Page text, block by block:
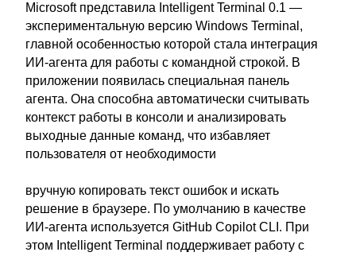
Microsoft представила Intelligent Terminal 0.1 —
экспериментальную версию Windows Terminal,
главной особенностью которой стала интеграция
ИИ-агента для работы с командной строкой. В
приложении появилась специальная панель
агента. Она способна автоматически считывать
контекст работы в консоли и анализировать
выходные данные команд, что избавляет
пользователя от необходимости
вручную копировать текст ошибок и искать
решение в браузере. По умолчанию в качестве
ИИ-агента используется GitHub Copilot CLI. При
этом Intelligent Terminal поддерживает работу с